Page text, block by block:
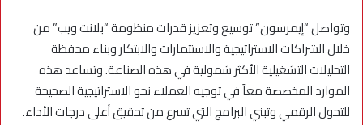
وتواصل “إيمرسون” توسيع وتعزيز قدرات منظومة “بلانت ويب” من
خلال الشراكات الاستراتيجية والاستثمارات والابتكار وبناء محفظة
التحليلات التشغيلية الأكثر شمولية في هذه الصناعة. وتساعد هذه
الموارد المخصصة معاً في توجيه العملاء نحو الاستراتيجية الصحيحة
للتحول الرقمي وتبني البرامج التي تسرع من تحقيق أعلى درجات الأداء.